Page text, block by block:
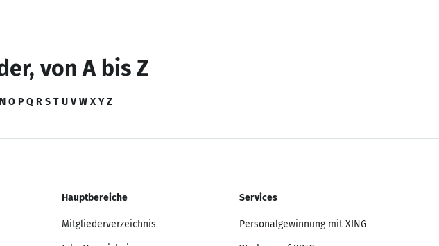
von A bis Z
N O P Q R S T U V W X Y Z
Hauptbereiche
Mitgliederverzeichnis
Services
Personalgewinnung mit XING